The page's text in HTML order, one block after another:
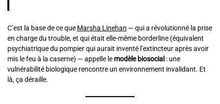
C’est la base de ce que Marsha Linehan — qui a révolutionné la prise
en charge du trouble, et qui était elle-même borderline (équivalent
psychiatrique du pompier qui aurait inventé l’extincteur après avoir
mis le feu à la caserne) — appelle le modèle biosocial : une
vulnérabilité biologique rencontre un environnement invalidant. Et
là, ça déraille.